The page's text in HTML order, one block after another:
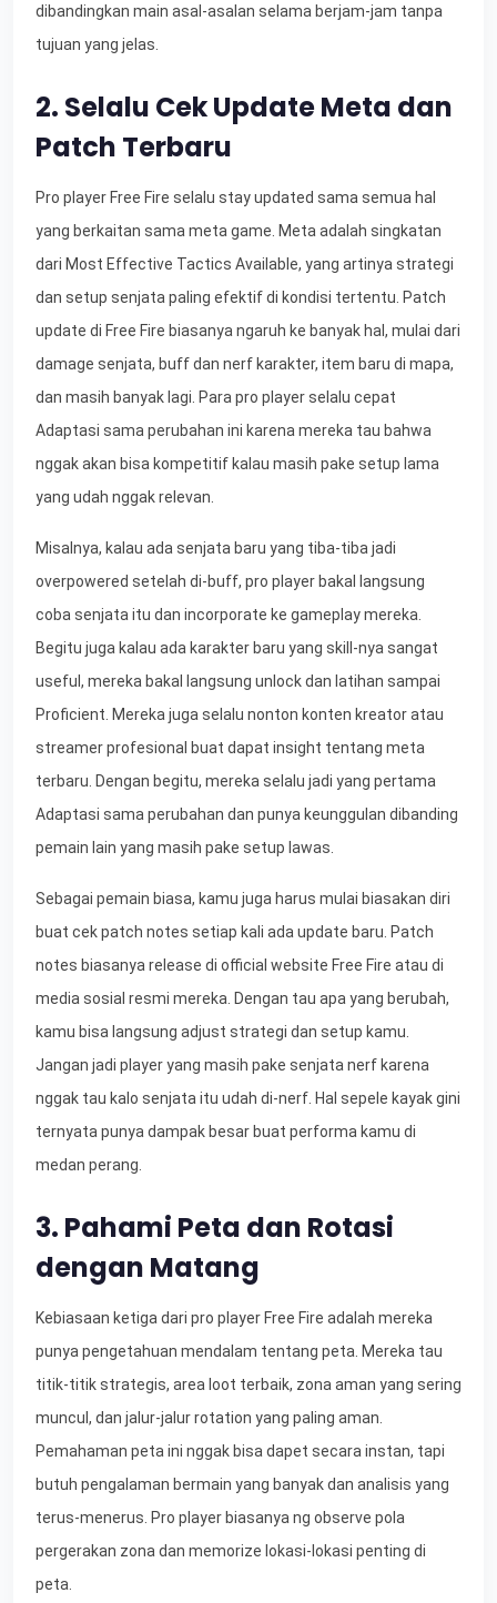
dibandingkan main asal-asalan selama berjam-jam tanpa
tujuan yang jelas.
2. Selalu Cek Update Meta dan
Patch Terbaru
Pro player Free Fire selalu stay updated sama semua hal
yang berkaitan sama meta game. Meta adalah singkatan
dari Most Effective Tactics Available, yang artinya strategi
dan setup senjata paling efektif di kondisi tertentu. Patch
update di Free Fire biasanya ngaruh ke banyak hal, mulai dari
damage senjata, buff dan nerf karakter, item baru di mapa,
dan masih banyak lagi. Para pro player selalu cepat
Adaptasi sama perubahan ini karena mereka tau bahwa
nggak akan bisa kompetitif kalau masih pake setup lama
yang udah nggak relevan.
Misalnya, kalau ada senjata baru yang tiba-tiba jadi
overpowered setelah di-buff, pro player bakal langsung
coba senjata itu dan incorporate ke gameplay mereka.
Begitu juga kalau ada karakter baru yang skill-nya sangat
useful, mereka bakal langsung unlock dan latihan sampai
Proficient. Mereka juga selalu nonton konten kreator atau
streamer profesional buat dapat insight tentang meta
terbaru. Dengan begitu, mereka selalu jadi yang pertama
Adaptasi sama perubahan dan punya keunggulan dibanding
pemain lain yang masih pake setup lawas.
Sebagai pemain biasa, kamu juga harus mulai biasakan diri
buat cek patch notes setiap kali ada update baru. Patch
notes biasanya release di official website Free Fire atau di
media sosial resmi mereka. Dengan tau apa yang berubah,
kamu bisa langsung adjust strategi dan setup kamu.
Jangan jadi player yang masih pake senjata nerf karena
nggak tau kalo senjata itu udah di-nerf. Hal sepele kayak gini
ternyata punya dampak besar buat performa kamu di
medan perang.
3. Pahami Peta dan Rotasi
dengan Matang
Kebiasaan ketiga dari pro player Free Fire adalah mereka
punya pengetahuan mendalam tentang peta. Mereka tau
titik-titik strategis, area loot terbaik, zona aman yang sering
muncul, dan jalur-jalur rotation yang paling aman.
Pemahaman peta ini nggak bisa dapet secara instan, tapi
butuh pengalaman bermain yang banyak dan analisis yang
terus-menerus. Pro player biasanya ng observe pola
pergerakan zona dan memorize lokasi-lokasi penting di
peta.